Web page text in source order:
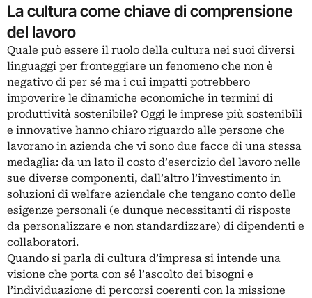
La cultura come chiave di comprensione
del lavoro
Quale può essere il ruolo della cultura nei suoi diversi
linguaggi per fronteggiare un fenomeno che non è
negativo di per sé ma i cui impatti potrebbero
impoverire le dinamiche economiche in termini di
produttività sostenibile? Oggi le imprese più sostenibili
e innovative hanno chiaro riguardo alle persone che
lavorano in azienda che vi sono due facce di una stessa
medaglia: da un lato il costo d’esercizio del lavoro nelle
sue diverse componenti, dall’altro l’investimento in
soluzioni di welfare aziendale che tengano conto delle
esigenze personali (e dunque necessitanti di risposte
da personalizzare e non standardizzare) di dipendenti e
collaboratori.
Quando si parla di cultura d’impresa si intende una
visione che porta con sé l’ascolto dei bisogni e
l’individuazione di percorsi coerenti con la missione